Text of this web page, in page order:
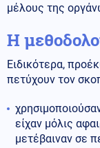
μέλους της
Η
Ειδικότερα,
πετύχουν τον
είχαν μόλις
μετέβαιναν σε